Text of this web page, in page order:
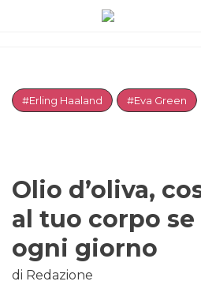
#Erling Haaland #Eva Green
Olio d’oliva,
al tuo corpo
ogni giorno
di Redazione